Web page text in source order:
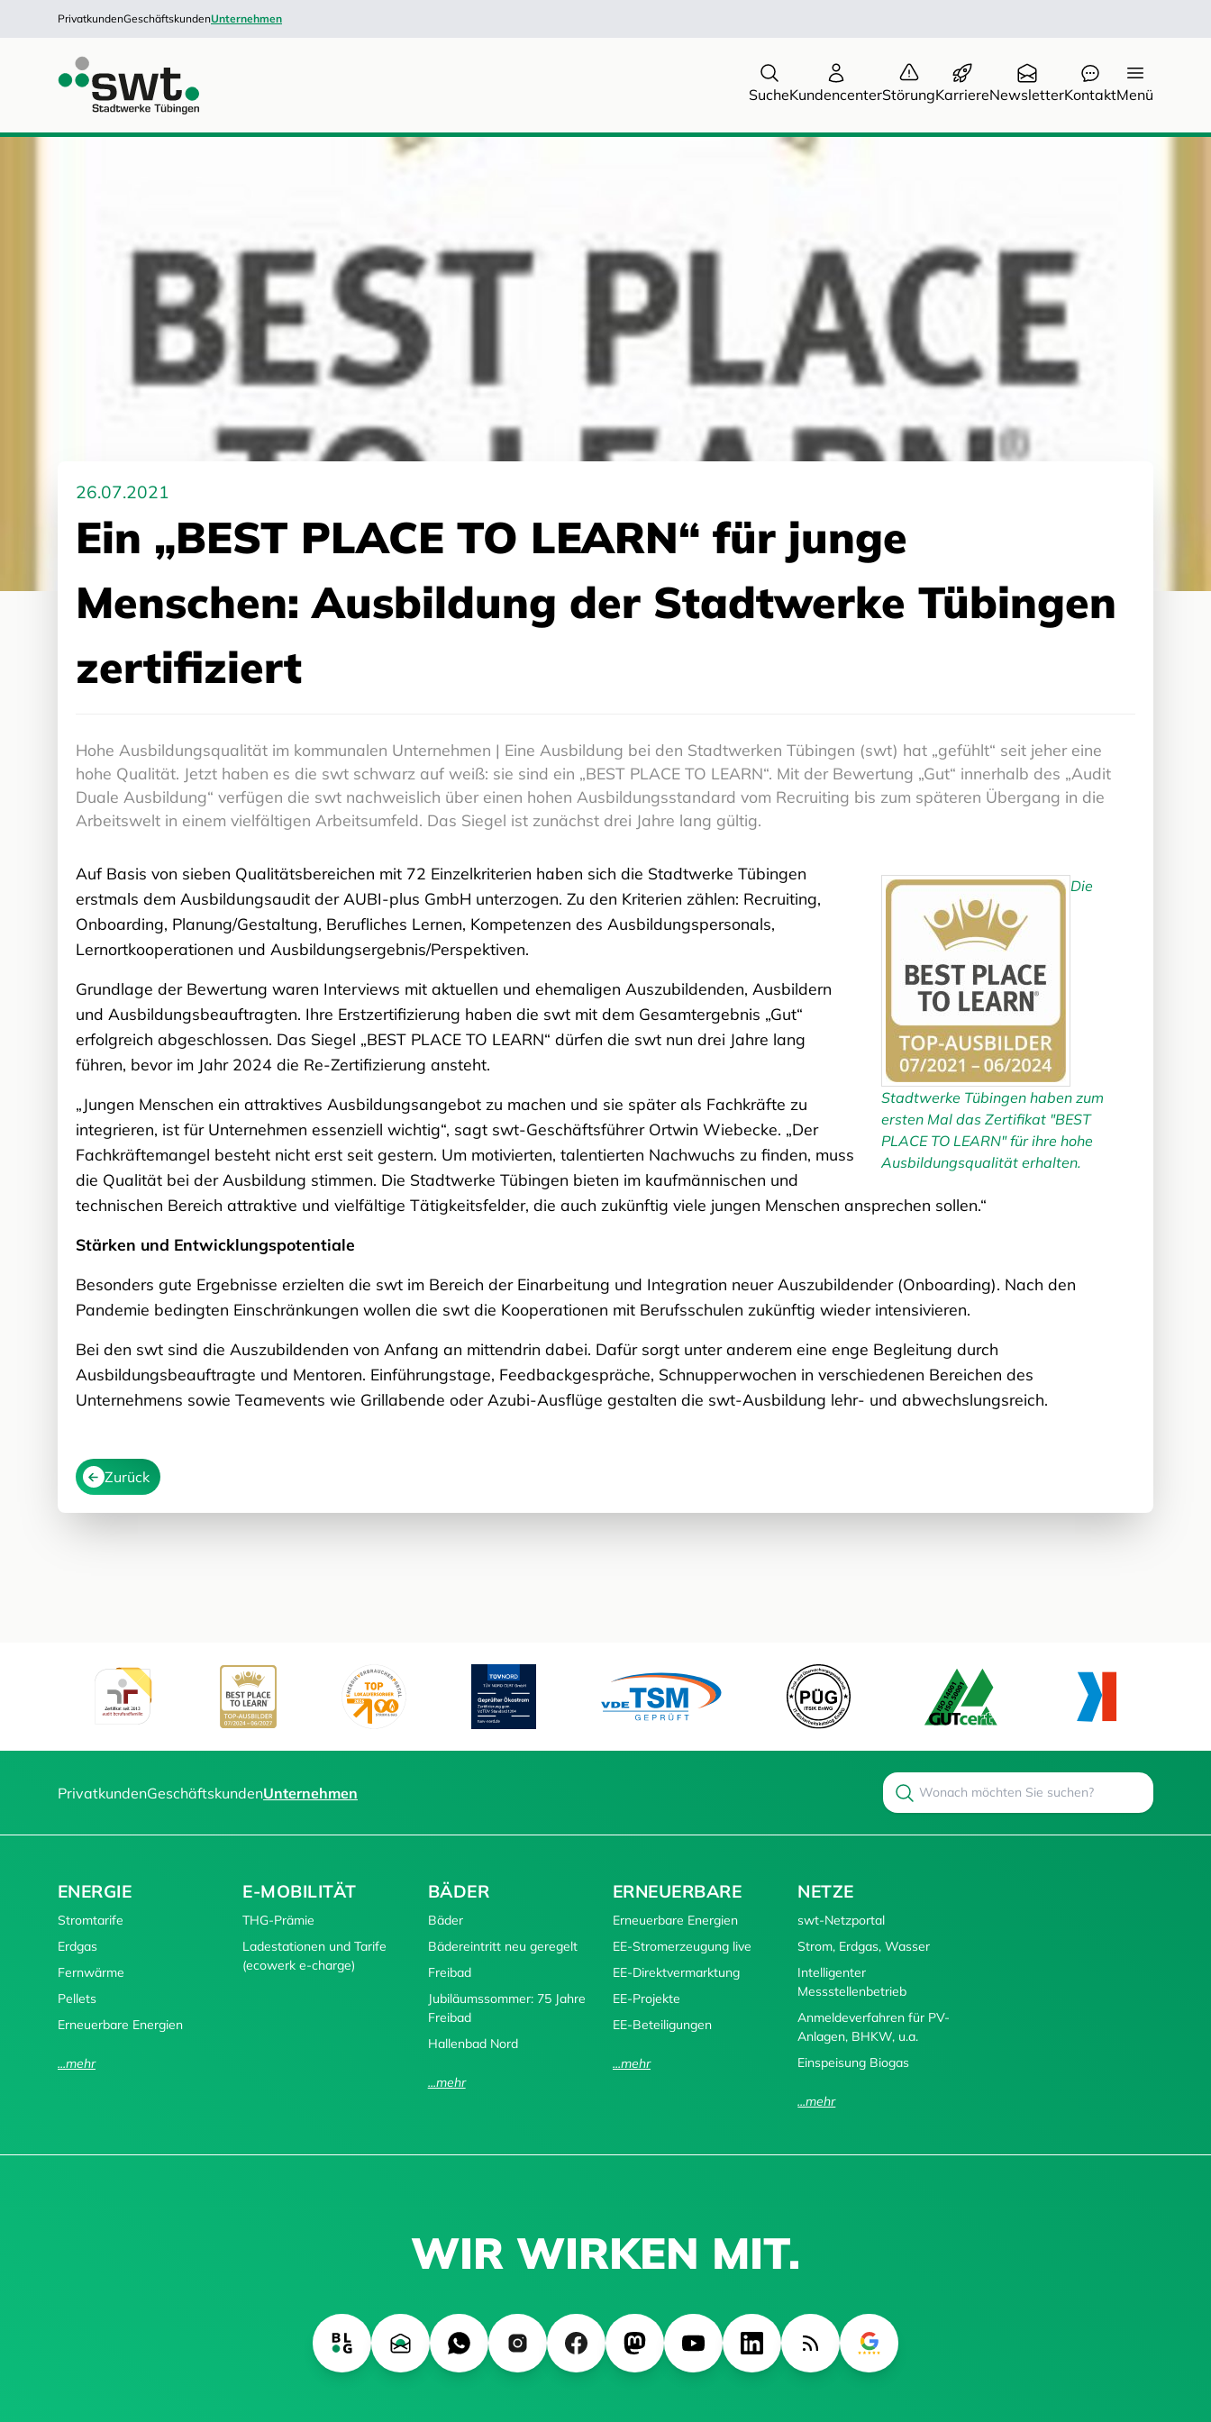
PrivatkundenGeschäftskundenUnternehmen
SucheKundencenterStörungKarriereNewsletterKontaktMenü
26.07.2021
Ein „BEST PLACE TO LEARN“ für junge
Menschen: Ausbildung der Stadtwerke Tübingen
zertifiziert
Hohe Ausbildungsqualität im kommunalen Unternehmen | Eine Ausbildung bei den Stadtwerken Tübingen (swt) hat „gefühlt“ seit jeher eine
hohe Qualität. Jetzt haben es die swt schwarz auf weiß: sie sind ein „BEST PLACE TO LEARN“. Mit der Bewertung „Gut“ innerhalb des „Audit
Duale Ausbildung“ verfügen die swt nachweislich über einen hohen Ausbildungsstandard vom Recruiting bis zum späteren Übergang in die
Arbeitswelt in einem vielfältigen Arbeitsumfeld. Das Siegel ist zunächst drei Jahre lang gültig.
Die
Stadtwerke Tübingen haben zum
ersten Mal das Zertifikat "BEST
PLACE TO LEARN" für ihre hohe
Ausbildungsqualität erhalten.
Auf Basis von sieben Qualitätsbereichen mit 72 Einzelkriterien haben sich die Stadtwerke Tübingen
erstmals dem Ausbildungsaudit der AUBI-plus GmbH unterzogen. Zu den Kriterien zählen: Recruiting,
Onboarding, Planung/Gestaltung, Berufliches Lernen, Kompetenzen des Ausbildungspersonals,
Lernortkooperationen und Ausbildungsergebnis/Perspektiven.
Grundlage der Bewertung waren Interviews mit aktuellen und ehemaligen Auszubildenden, Ausbildern
und Ausbildungsbeauftragten. Ihre Erstzertifizierung haben die swt mit dem Gesamtergebnis „Gut“
erfolgreich abgeschlossen. Das Siegel „BEST PLACE TO LEARN“ dürfen die swt nun drei Jahre lang
führen, bevor im Jahr 2024 die Re-Zertifizierung ansteht.
„Jungen Menschen ein attraktives Ausbildungsangebot zu machen und sie später als Fachkräfte zu
integrieren, ist für Unternehmen essenziell wichtig“, sagt swt-Geschäftsführer Ortwin Wiebecke. „Der
Fachkräftemangel besteht nicht erst seit gestern. Um motivierten, talentierten Nachwuchs zu finden, muss
die Qualität bei der Ausbildung stimmen. Die Stadtwerke Tübingen bieten im kaufmännischen und
technischen Bereich attraktive und vielfältige Tätigkeitsfelder, die auch zukünftig viele jungen Menschen ansprechen sollen.“
Stärken und Entwicklungspotentiale
Besonders gute Ergebnisse erzielten die swt im Bereich der Einarbeitung und Integration neuer Auszubildender (Onboarding). Nach den
Pandemie bedingten Einschränkungen wollen die swt die Kooperationen mit Berufsschulen zukünftig wieder intensivieren.
Bei den swt sind die Auszubildenden von Anfang an mittendrin dabei. Dafür sorgt unter anderem eine enge Begleitung durch
Ausbildungsbeauftragte und Mentoren. Einführungstage, Feedbackgespräche, Schnupperwochen in verschiedenen Bereichen des
Unternehmens sowie Teamevents wie Grillabende oder Azubi-Ausflüge gestalten die swt-Ausbildung lehr- und abwechslungsreich.
Zurück
PrivatkundenGeschäftskundenUnternehmen
Search
ENERGIE
Stromtarife
Erdgas
Fernwärme
Pellets
Erneuerbare Energien
...mehr
E-MOBILITÄT
THG-Prämie
Ladestationen und Tarife
(ecowerk e-charge)
BÄDER
Bäder
Bädereintritt neu geregelt
Freibad
Jubiläumssommer: 75 Jahre
Freibad
Hallenbad Nord
...mehr
ERNEUERBARE
Erneuerbare Energien
EE-Stromerzeugung live
EE-Direktvermarktung
EE-Projekte
EE-Beteiligungen
...mehr
NETZE
swt-Netzportal
Strom, Erdgas, Wasser
Intelligenter
Messstellenbetrieb
Anmeldeverfahren für PV-
Anlagen, BHKW, u.a.
Einspeisung Biogas
...mehr
WIR WIRKEN MIT.